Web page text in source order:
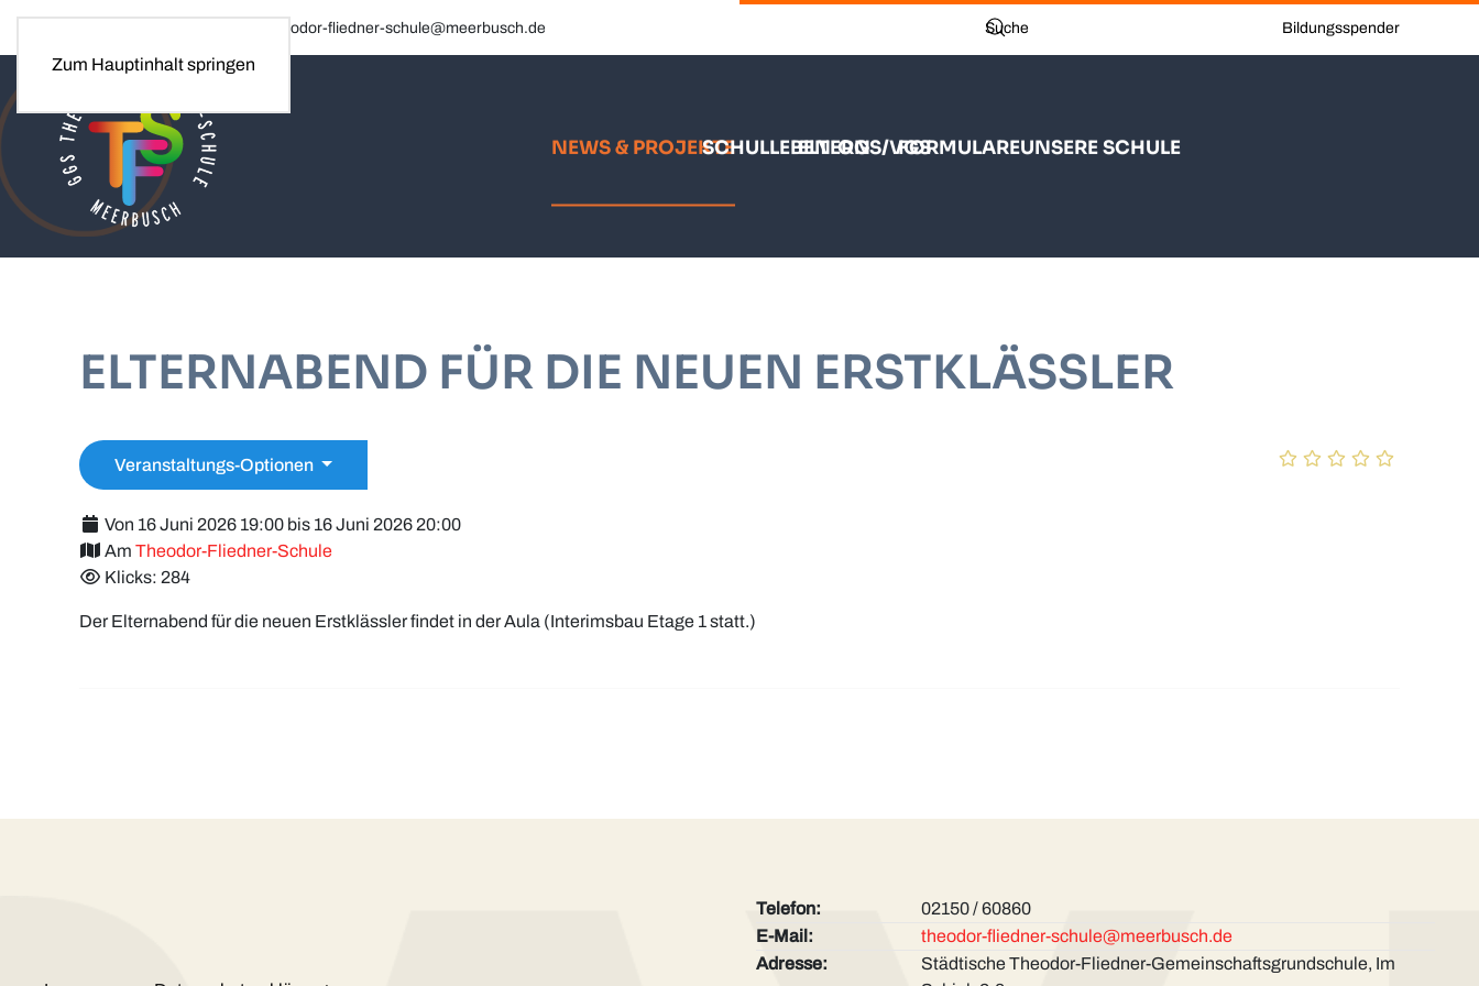
Zum Hauptinhalt springen
Tel. 02150 / 60860 · E-Mail: theodor-fliedner-schule@meerbusch.de Bildungsspender
NEWS & PROJEKTESCHULLEBENELTERNOGS/VGSFORMULAREUNSERE SCHULE
ELTERNABEND FÜR DIE NEUEN ERSTKLÄSSLER
Veranstaltungs-Optionen
Von 16 Juni 2026 19:00 bis 16 Juni 2026 20:00
Am Theodor-Fliedner-Schule
Klicks: 284
Der Elternabend für die neuen Erstklässler findet in der Aula (Interimsbau Etage 1 statt.)
Telefon:
02150 / 60860
E-Mail:
theodor-fliedner-schule@meerbusch.de
Adresse:
Städtische Theodor-Fliedner-Gemeinschaftsgrunds­chule, Im